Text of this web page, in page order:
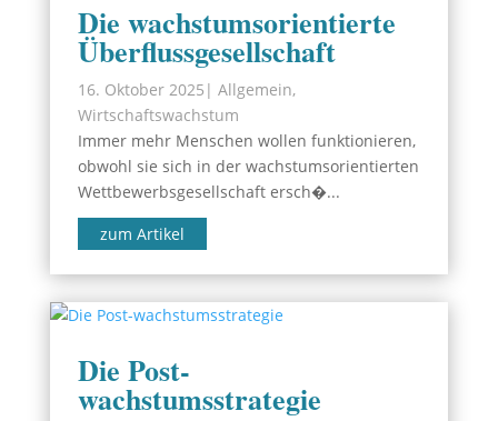
Die wachstumsorientierte
Überflussgesellschaft
16. Oktober 2025 | Allgemein,
Wirtschaftswachstum
Immer mehr Menschen wollen funktionieren,
obwohl sie sich in der wachstumsorientierten
Wettbewerbsgesellschaft ersch�...
zum Artikel
Die Post-
wachstumsstrategie